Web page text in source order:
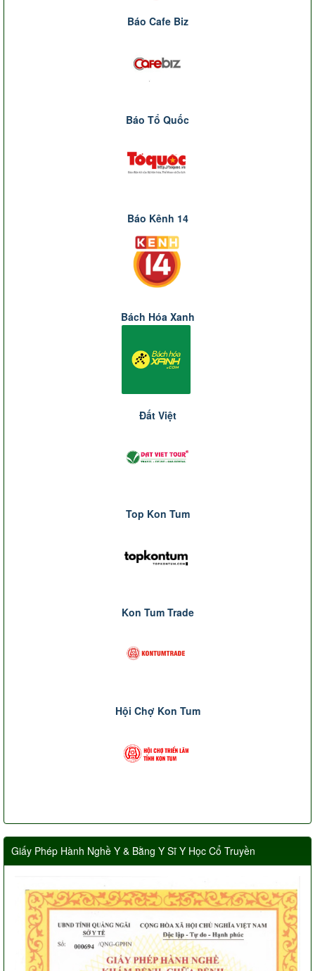
Báo Cafe Biz
Báo Tổ Quốc
Báo Kênh 14
Bách Hóa Xanh
Đất Việt
Top Kon Tum
Kon Tum Trade
Hội Chợ Kon Tum
Giấy Phép Hành Nghề Y & Bằng Y Sĩ Y Học Cổ Truyền